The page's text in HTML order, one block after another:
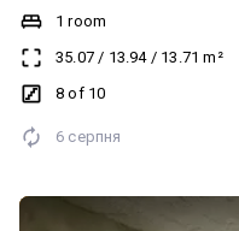
вигідної інвестиції. Переваги комплексу: • Зручна локація біля
парку ім. Т. Г. Шевченка та
інфраструктура в пішій
спортивний майданчик,
1 room
35.07 / 13.94/ 13.71 m²
8 of 10
6 серпня